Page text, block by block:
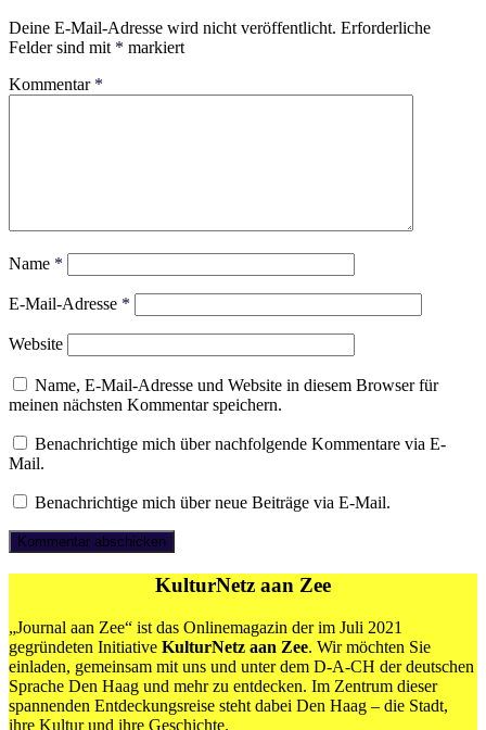
Deine E-Mail-Adresse wird nicht veröffentlicht. Erforderliche
Felder sind mit * markiert
Kommentar *
Name *
E-Mail-Adresse *
Website
Name, E-Mail-Adresse und Website in diesem Browser für
meinen nächsten Kommentar speichern.
Benachrichtige mich über nachfolgende Kommentare via E-
Mail.
Benachrichtige mich über neue Beiträge via E-Mail.
KulturNetz aan Zee
„Journal aan Zee“ ist das Onlinemagazin der im Juli 2021
gegründeten Initiative KulturNetz aan Zee. Wir möchten Sie
einladen, gemeinsam mit uns und unter dem D-A-CH der deutschen
Sprache Den Haag und mehr zu entdecken. Im Zentrum dieser
spannenden Entdeckungsreise steht dabei Den Haag – die Stadt,
ihre Kultur und ihre Geschichte.